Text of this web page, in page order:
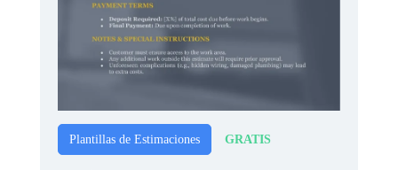
Plantillas de Estimaciones GRATIS